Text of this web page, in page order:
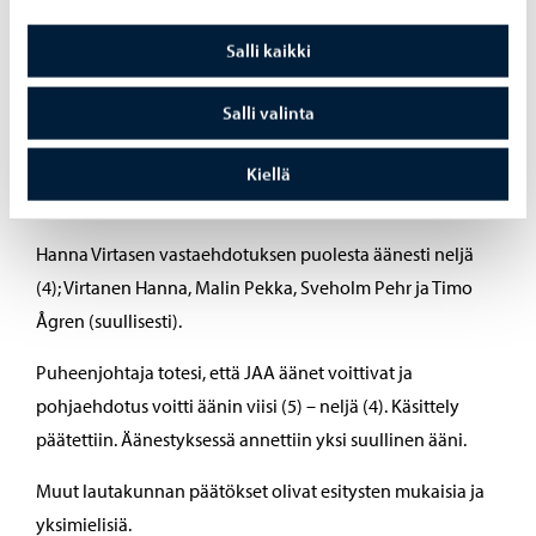
Salli kaikki
Salli valinta
Kiellä
ehdotti, että äänestetään seuraavasti: pohjaehdotus JAA,
Hanna Virtasen tekemä vastaehdotus EI.
Pohjaesityksen puolesta äänesti viisi (5); Antman Sofia,
Mellin-Kranck Gia, Pynnönen Andersson Kristel, Laurila
Mika, ja Ahola Riitta.
Hanna Virtasen vastaehdotuksen puolesta äänesti neljä
(4); Virtanen Hanna, Malin Pekka, Sveholm Pehr ja Timo
Ågren (suullisesti).
Puheenjohtaja totesi, että JAA äänet voittivat ja
pohjaehdotus voitti äänin viisi (5) – neljä (4). Käsittely
päätettiin. Äänestyksessä annettiin yksi suullinen ääni.
Muut lautakunnan päätökset olivat esitysten mukaisia ja
yksimielisiä.